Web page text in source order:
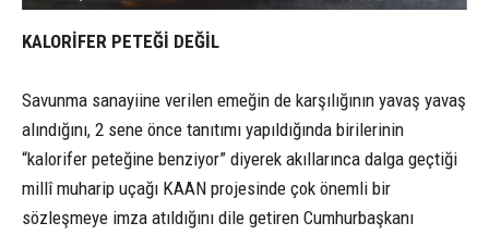
KALORİFER PETEĞİ DEĞİL
Savunma sanayiine verilen emeğin de karşılığının yavaş yavaş
alındığını, 2 sene önce tanıtımı yapıldığında birilerinin
“kalorifer peteğine benziyor” diyerek akıllarınca dalga geçtiği
millî muharip uçağı KAAN projesinde çok önemli bir
sözleşmeye imza atıldığını dile getiren Cumhurbaşkanı